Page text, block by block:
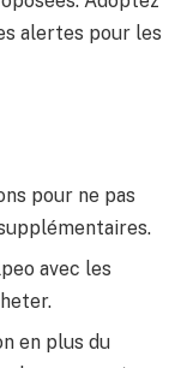
alertes pour les
pour ne pas
avec les
en plus du